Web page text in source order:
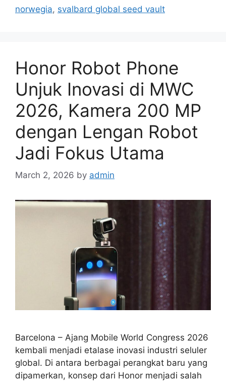
norwegia, svalbard global seed vault
Honor Robot Phone
Unjuk Inovasi di MWC
2026, Kamera 200 MP
dengan Lengan Robot
Jadi Fokus Utama
March 2, 2026 by admin
Barcelona – Ajang Mobile World Congress 2026
kembali menjadi etalase inovasi industri seluler
global. Di antara berbagai perangkat baru yang
dipamerkan, konsep dari Honor menjadi salah